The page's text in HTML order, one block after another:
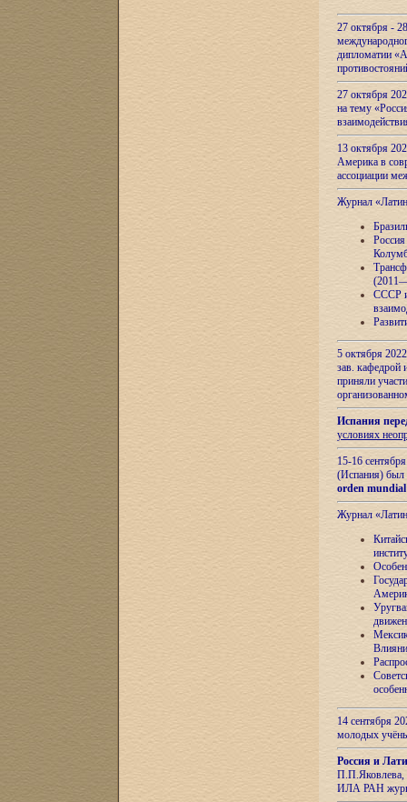
27 октября -
дипломатии
27 октября
на тему
13 октября
Америка в
ассоциации
Журнал
СССР и
5 октября
зав.
приняли
Испания
условиях
15-16
(Испания) был
orden
Журнал
14 сентября
молодых
Россия и
П.П.Яковлева,
ИЛА РАН